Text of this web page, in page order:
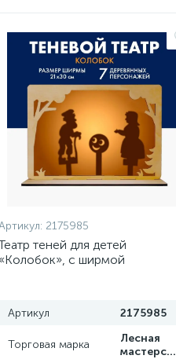
2175985
теней для детей
«Колобок», с ширмой
Артикул 2175985
Торговая марка
Лесная
мастерская